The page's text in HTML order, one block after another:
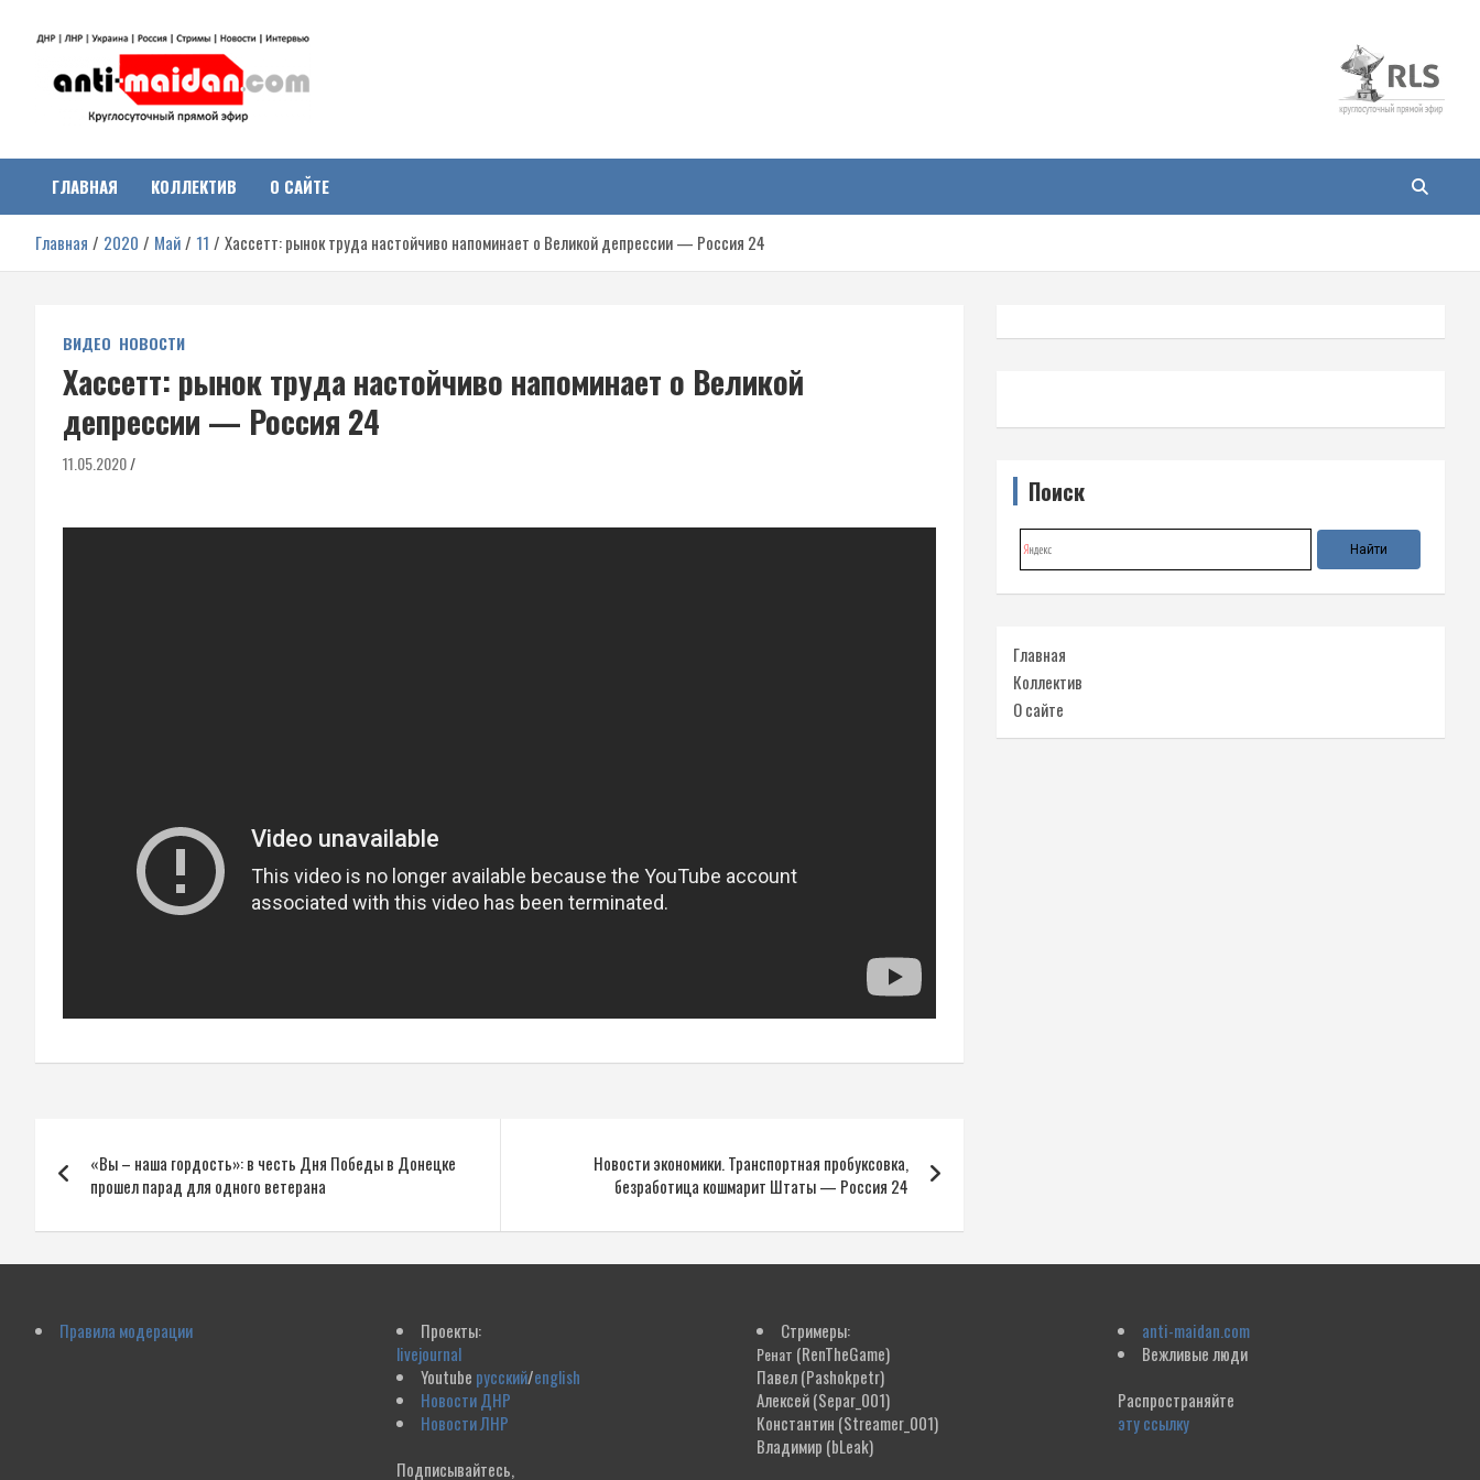
Антимайдан:
Гражданская война на
Украине
о гражданской войне на Украине, включая события в Новороссии,
ДНР, ЛНР и других регионах.
ГЛАВНАЯ КОЛЛЕКТИВ О САЙТЕ
Главная 2020 Май 11 Хассетт: рынок труда настойчиво напоминает о Великой депрессии — Россия 24
ВИДЕО НОВОСТИ
Хассетт: рынок труда настойчиво напоминает о Великой
депрессии — Россия 24
11.05.2020
по
записям
«Вы – наша гордость»: в честь Дня Победы в Донецке
прошел парад для одного ветерана
Новости экономики. Транспортная пробуксовка,
безработица кошмарит Штаты — Россия 24
Поиск
Главная
Коллектив
О сайте
Правила модерации
Проекты:
livejournal
Youtube русский/english
Новости ДНР
Новости ЛНР
Подписывайтесь,
Стримеры:
Ренат (RenTheGame)
Павел(Pashokpetr)
Алексей(Separ_001)
Константин (Streamer_001)
Владимир (bLeak)
anti-maidan.com
Вежливые люди
Распространяйте
эту ссылку